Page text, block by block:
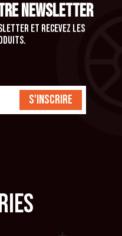
NEWSLETTER
et recevez les
S'inscrire